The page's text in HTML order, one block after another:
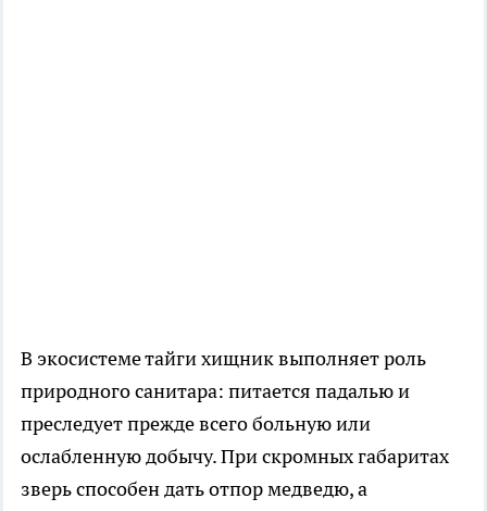
В экосистеме тайги хищник выполняет роль
природного санитара: питается падалью и
преследует прежде всего больную или
ослабленную добычу. При скромных габаритах
зверь способен дать отпор медведю, а